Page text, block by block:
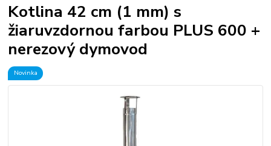
Kotlina 42 cm (1 mm) s
žiaruvzdornou farbou PLUS 600 +
nerezový dymovod
Novinka